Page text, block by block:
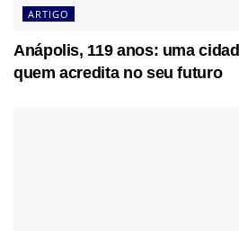
ARTIGO
Anápolis, 119 anos: uma
quem acredita no seu futuro